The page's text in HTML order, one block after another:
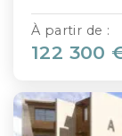
À partir de :
122 300